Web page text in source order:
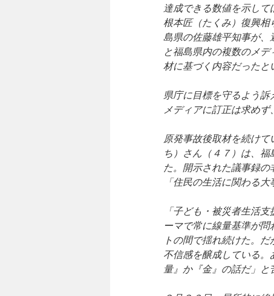
達成できる数値を示し
根本匠（たくみ）復興
島県の佐藤雄平知事が
と福島県内の複数のメ
材に基づく内容だったと
県庁に目標を守るよう訴
メディアに訂正は求めず
原発事故後取材を続け
ち）さん（４７）は、
た。開示された議事録
「住民の生活に関わる
「子ども・被災者生活
ーマで常に線量基準が
トの間で揺れ続けた。
不信感を醸成している
量』か『金』の話だ」と